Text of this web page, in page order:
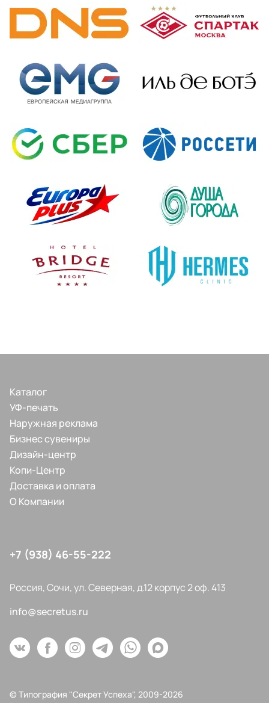
Каталог
УФ-печать
Наружная реклама
Бизнес сувениры
Дизайн-центр
Копи-Центр
Доставка и оплата
О Компании
+7 (938) 46-55-222
Россия, Сочи, ул. Северная, д.12 корпус 2 оф. 413
info@secretus.ru
© Типография "Секрет Успеха", 2009-2026